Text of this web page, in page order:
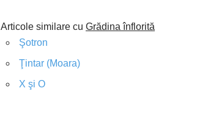
Articole similare cu Grădina înflorită
Şotron
Ţintar (Moara)
X şi O